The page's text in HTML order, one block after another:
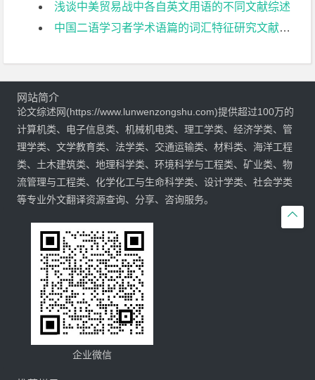
浅谈中美贸易战中各自英文用语的不同文献综述
中国二语学习者学术语篇的词汇特征研究文献综述

网站简介
论文综述网(https://www.lunwenzongshu.com)提供超过100万的
计算机类、电子信息类、机械机电类、理工学类、经济学类、管
理学类、文学教育类、法学类、交通运输类、材料类、海洋工程
类、土木建筑类、地理科学类、环境科学与工程类、矿业类、物
流管理与工程类、化学化工与生命科学类、设计学类、社会学类
等专业外文翻译资源查询、分享、咨询服务。
企业微信